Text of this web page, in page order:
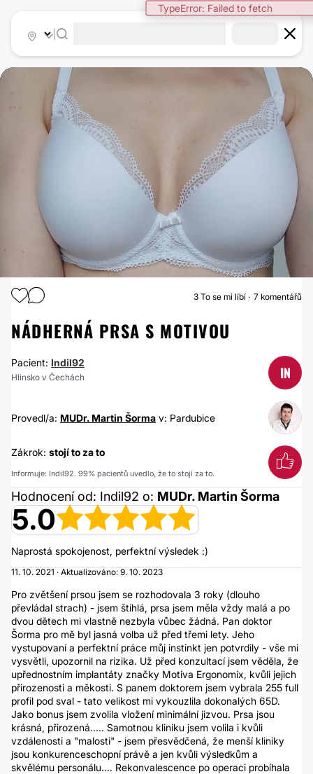
TypeError: Failed to fetch
ZVĚTŠENÍ PRSOU
3 To se mi líbí 7 komentářů
NÁDHERNÁ PRSA S MOTIVOU
Pacient: Indil92
Hlinsko v Čechách IN
Provedl/a: MUDr. Martin Šorma v: Pardubice
Zákrok: stojí to za to
Informuje: Indil92. 99% pacientů uvedlo, že to stojí za to.
Hodnocení od: Indil92 o: MUDr. Martin Šorma
5.0
Naprostá spokojenost, perfektní výsledek :)
11. 10. 2021 · Aktualizováno: 9. 10. 2023
Pro zvětšení prsou jsem se rozhodovala 3 roky (dlouho
převládal strach) - jsem štíhlá, prsa jsem měla vždy malá a po
dvou dětech mi vlastně nezbyla vůbec žádná. Pan doktor
Šorma pro mě byl jasná volba už před třemi lety. Jeho
vystupovaní a perfektní práce můj instinkt jen potvrdily - vše mi
vysvětli, upozornil na rizika. Už před konzultací jsem věděla, že
upřednostním implantáty značky Motiva Ergonomix, kvůli jejich
přirozenosti a měkosti. S panem doktorem jsem vybrala 255 full
profil pod sval - tato velikost mi vykouzlila dokonalých 65D.
Jako bonus jsem zvolila vložení minimální jizvou. Prsa jsou
krásná, přirozená..... Samotnou kliniku jsem volila i kvůli
vzdálenosti a "malosti" - jsem přesvědčená, že menší kliniky
jsou konkurenceschopní právě a jen kvůli výsledkům a
skvělému personálu.... Rekonvalescence po operaci probíhala